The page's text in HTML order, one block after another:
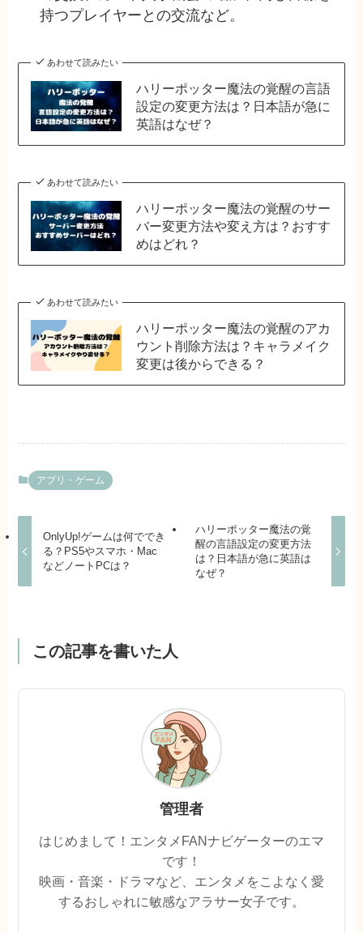
持つプレイヤーとの交流​など。
あわせて読みたい
ハリーポッター魔法の覚醒の言語
設定の変更方法は？日本語が急に
英語はなぜ？
あわせて読みたい
ハリーポッター魔法の覚醒のサー
バー変更方法や変え方は？おすす
めはどれ？
あわせて読みたい
ハリーポッター魔法の覚醒のアカ
ウント削除方法は？キャラメイク
変更は後からできる？
アプリ・ゲーム
OnlyUp!ゲームは何ででき
る？PS5やスマホ・Mac
などノートPCは？
ハリーポッター魔法の覚
醒の言語設定の変更方法
は？日本語が急に英語は
なぜ？
この記事を書いた人
管理者
はじめまして！エンタメFANナビゲーターのエマ
です！
映画・音楽・ドラマなど、エンタメをこよなく愛
するおしゃれに敏感なアラサー女子です。